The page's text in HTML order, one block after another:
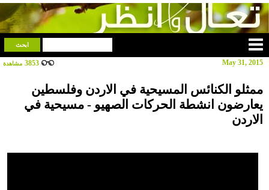
May 31, 2015
3853 مشاهدة
ممثلو الكنائس المسيحية في الاردن وفلسطين
يعارضون انشطة الحركات الصهيو - مسيحية في
الاردن